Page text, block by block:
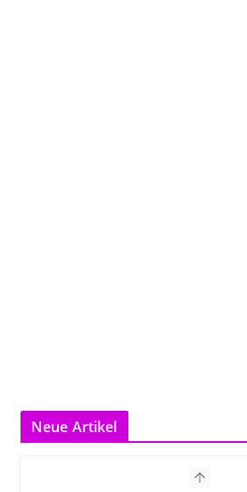
Neue Artikel